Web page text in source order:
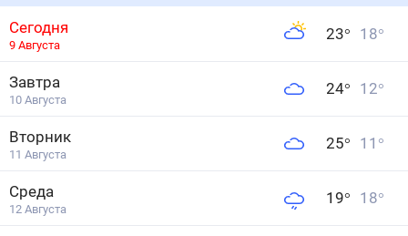
Сегодня
9 Августа
23° 18°
Завтра
10 Августа
24° 12°
Вторник
11 Августа
25° 11 °
Среда
12 Августа
19° 18°